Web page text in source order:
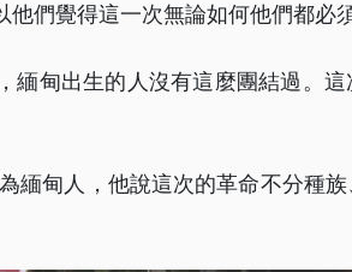
們覺得這一次無論如何他們都必
緬甸出生的人沒有這麼團結過。
緬甸人，他說這次的革命不分種